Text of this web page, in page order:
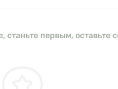
станьте первым, оставьте